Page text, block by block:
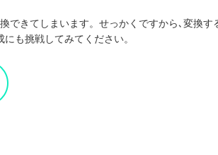
きてしまいます。せっかくですから､変換す
も挑戦してみてください。